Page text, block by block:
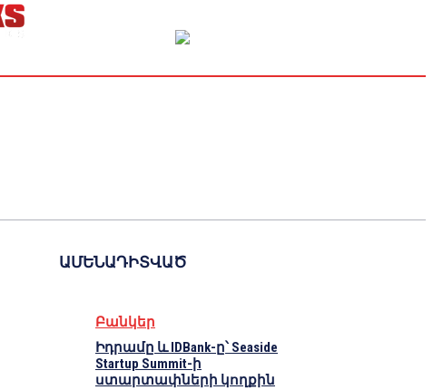
ԱՄԵՆԱԴԻՏՎԱԾ
Բանկեր
Իդրամը և IDBank-ը՝ Seaside
Startup Summit-ի
ստարտափների կողքին